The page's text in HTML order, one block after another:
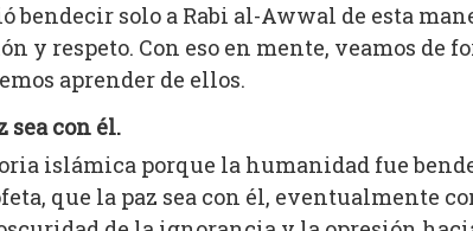
bendecir solo a Rabi al-Awwal de esta
y respeto. Con eso en mente, veamos de
aprender de ellos.
con él.
islámica porque la humanidad fue
que la paz sea con él, eventualmente